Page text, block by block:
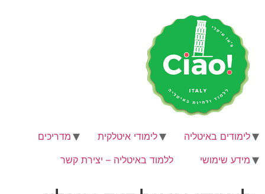
לימודים באיטליה לימודי איטלקית
מדריכים
מידע שימושי
ללמוד באיטליה – יצירת קשר